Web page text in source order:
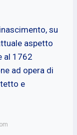
su
aspetto
al 1762
ad opera di
e